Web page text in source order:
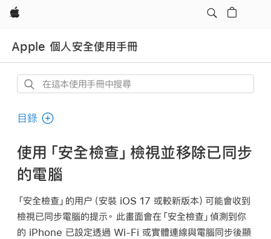
Apple
Apple 個人安全使用手冊
在
本
用
手
冊
搜
尋
目錄
使用「安全檢查」檢視並移除已同步
的電腦
「安全檢查」的用户（安裝 iOS 17 或較新版本）可能會收到
檢視已同步電腦的提示。 此畫面會在「安全檢查」偵測到你
的 iPhone 已設定透過 Wi-Fi 或實體連線與電腦同步後顯